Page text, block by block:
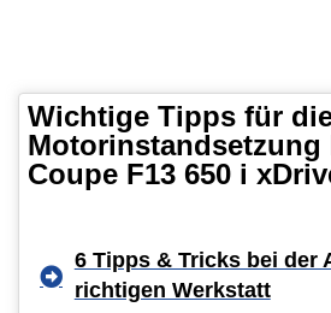
Wichtige Tipps für
Motorinstandsetzung
Coupe F13 650 i
6 Tipps & Tricks bei der
richtigen Werkstatt